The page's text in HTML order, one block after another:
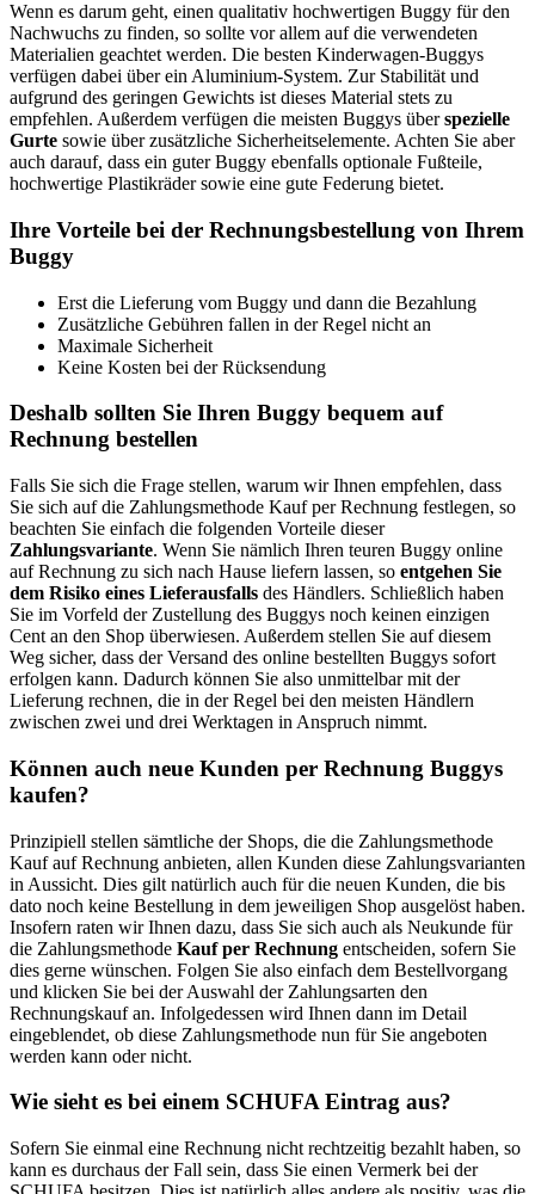
Wenn es darum geht, einen qualitativ hochwertigen Buggy für den
Nachwuchs zu finden, so sollte vor allem auf die verwendeten
Materialien geachtet werden. Die besten Kinderwagen-Buggys
verfügen dabei über ein Aluminium-System. Zur Stabilität und
aufgrund des geringen Gewichts ist dieses Material stets zu
empfehlen. Außerdem verfügen die meisten Buggys überspezielle
Gurte sowie über zusätzliche Sicherheitselemente. Achten Sie aber
auch darauf, dass ein guter Buggy ebenfalls optionale Fußteile,
hochwertige Plastikräder sowie eine gute Federung bietet.
Ihre Vorteile bei der Rechnungsbestellung von Ihrem
Buggy
Erst die Lieferung vom Buggy und dann die Bezahlung
Zusätzliche Gebühren fallen in der Regel nicht an
Maximale Sicherheit
Keine Kosten bei der Rücksendung
Deshalb sollten Sie Ihren Buggy bequem auf
Rechnung bestellen
Falls Sie sich die Frage stellen, warum wir Ihnen empfehlen, dass
Sie sich auf die Zahlungsmethode Kauf per Rechnung festlegen, so
beachten Sie einfach die folgenden Vorteile dieser
Zahlungsvariante. Wenn Sie nämlich Ihren teuren Buggy online
auf Rechnung zu sich nach Hause liefern lassen, so entgehen Sie
dem Risiko eines Lieferausfalls des Händlers. Schließlich haben
Sie im Vorfeld der Zustellung des Buggys noch keinen einzigen
Cent an den Shop überwiesen. Außerdem stellen Sie auf diesem
Weg sicher, dass der Versand des online bestellten Buggys sofort
erfolgen kann. Dadurch können Sie also unmittelbar mit der
Lieferung rechnen, die in der Regel bei den meisten Händlern
zwischen zwei und drei Werktagen in Anspruch nimmt.
Können auch neue Kunden per Rechnung Buggys
kaufen?
Prinzipiell stellen sämtliche der Shops, die die Zahlungsmethode
Kauf auf Rechnung anbieten, allen Kunden diese Zahlungsvarianten
in Aussicht. Dies gilt natürlich auch für die neuen Kunden, die bis
dato noch keine Bestellung in dem jeweiligen Shop ausgelöst haben.
Insofern raten wir Ihnen dazu, dass Sie sich auch als Neukunde für
die Zahlungsmethode Kauf per Rechnung entscheiden, sofern Sie
dies gerne wünschen. Folgen Sie also einfach dem Bestellvorgang
und klicken Sie bei der Auswahl der Zahlungsarten den
Rechnungskauf an. Infolgedessen wird Ihnen dann im Detail
eingeblendet, ob diese Zahlungsmethode nun für Sie angeboten
werden kann oder nicht.
Wie sieht es bei einem SCHUFA Eintrag aus?
Sofern Sie einmal eine Rechnung nicht rechtzeitig bezahlt haben, so
kann es durchaus der Fall sein, dass Sie einen Vermerk bei der